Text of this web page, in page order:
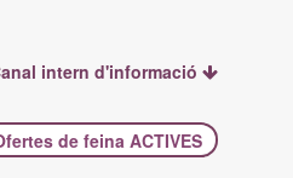
intern d'informació
de feina ACTIVES